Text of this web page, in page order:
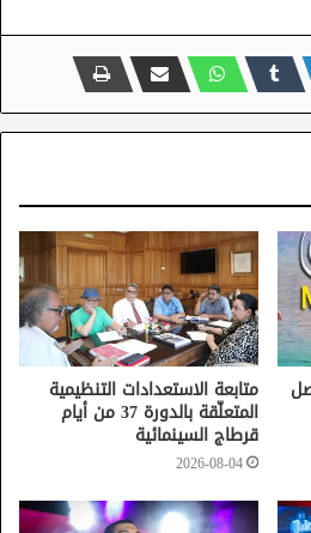
عرضٍ لأهم أقسام المهرجان
والاختتام على ضرورة الوقوف على
الذاكرة الجمعية بهدف إبراز عمق
عن تثمين مساهمتها في الرقي
إلى جانب السهرات الفنية
تنتظم بقصر النجمة الزهراء
والملحّنين والنقّاد.
متابعة الاستعدادات التنظيمية
المتعلّقة بالدورة 37 من أيام
قرطاج السينمائية
2026-08-04